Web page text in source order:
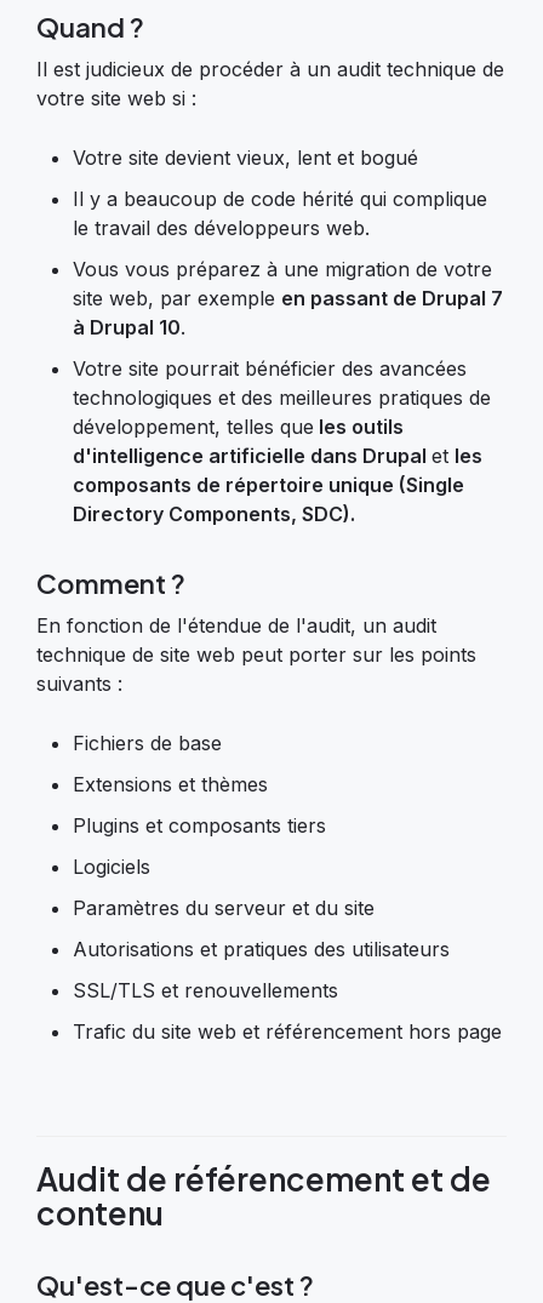
Quand ?
Il est judicieux de procéder à un audit technique de
votre site web si :
Votre site devient vieux, lent et bogué
Il y a beaucoup de code hérité qui complique
le travail des développeurs web.
Vous vous préparez à une migration de votre
site web, par exemple en passant de Drupal 7
à Drupal 10.
Votre site pourrait bénéficier des avancées
technologiques et des meilleures pratiques de
développement, telles que les outils
d'intelligence artificielle dans Drupal et les
composants de répertoire unique (Single
Directory Components, SDC).
Comment ?
En fonction de l'étendue de l'audit, un audit
technique de site web peut porter sur les points
suivants :
Fichiers de base
Extensions et thèmes
Plugins et composants tiers
Logiciels
Paramètres du serveur et du site
Autorisations et pratiques des utilisateurs
SSL/TLS et renouvellements
Trafic du site web et référencement hors page
Audit de référencement et de
contenu
Qu'est-ce que c'est ?